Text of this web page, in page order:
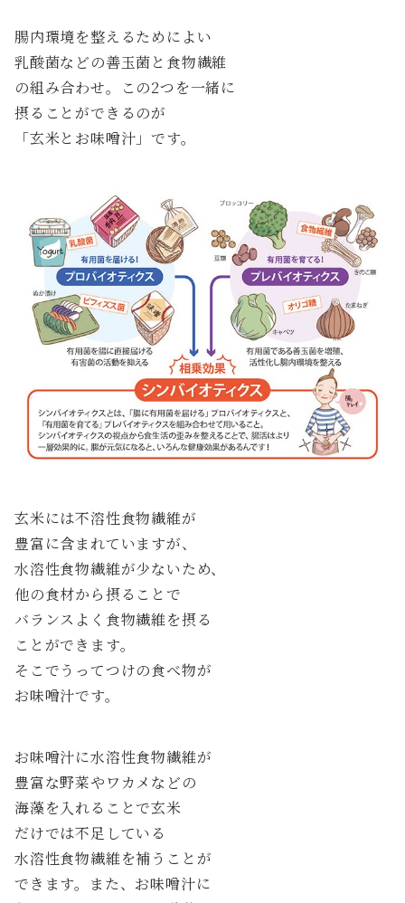
腸内環境を整えるためによい
乳酸菌などの善玉菌と食物繊維
の組み合わせ。この2つを一緒に
摂ることができるのが
「玄米とお味噌汁」です。
玄米には不溶性食物繊維が
豊富に含まれていますが、
水溶性食物繊維が少ないため、
他の食材から摂ることで
バランスよく食物繊維を摂る
ことができます。
そこでうってつけの食べ物が
お味噌汁です。
お味噌汁に水溶性食物繊維が
豊富な野菜やワカメなどの
海藻を入れることで玄米
だけでは不足している
水溶性食物繊維を補うことが
できます。また、お味噌汁に